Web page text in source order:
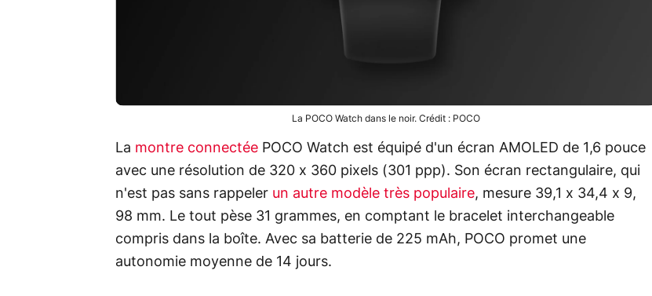
La POCO Watch dans le noir. Crédit : POCO
La montre connectée POCO Watch est équipé d'un écran AMOLED de 1,6 pouce
avec une résolution de 320 x 360 pixels (301 ppp). Son écran rectangulaire, qui
n'est pas sans rappeler un autre modèle très populaire, mesure 39,1 x 34,4 x 9,
98 mm. Le tout pèse 31 grammes, en comptant le bracelet interchangeable
compris dans la boîte. Avec sa batterie de 225 mAh, POCO promet une
autonomie moyenne de 14 jours.